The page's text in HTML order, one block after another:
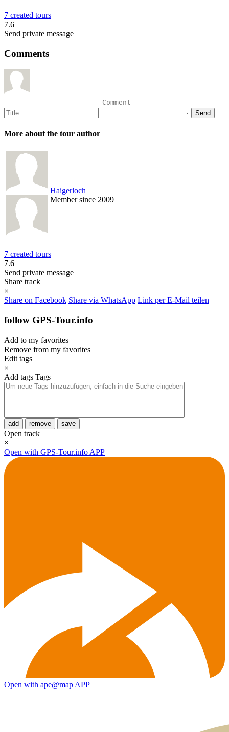
7 created tours
7.6
Send private message
Comments
More about the tour author
Haigerloch
Member since 2009
7 created tours
7.6
Send private message
Share track
×
Share on Facebook Share via WhatsApp Link per E-Mail teilen
follow GPS-Tour.info
Add to my favorites
Remove from my favorites
Edit tags
×
Add tags Tags
add remove save
Open track
×
Open with GPS-Tour.info APP
Open with ape@map APP